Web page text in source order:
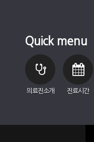
Quick menu
의료진소개 진료시간